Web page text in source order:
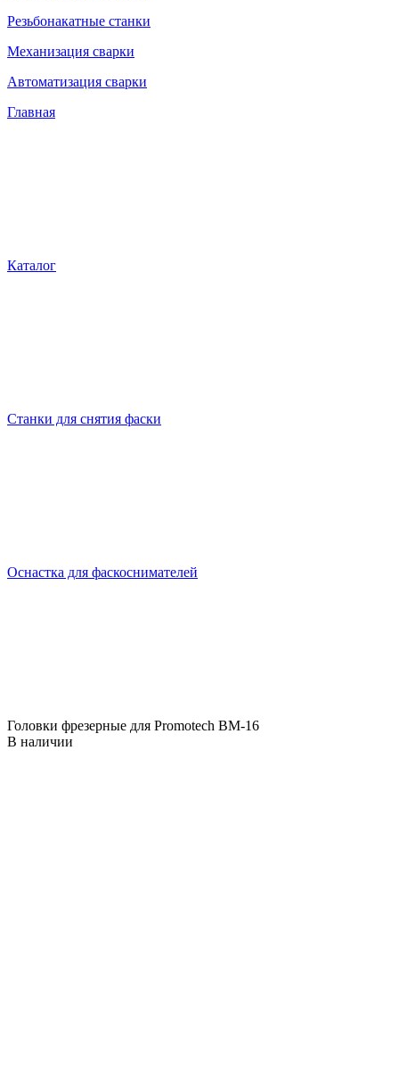
Резьбонакатные станки
Механизация сварки
Автоматизация сварки
Главная
Каталог
Станки для снятия фаски
Оснастка для фаскоснимателей
Головки фрезерные для Promotech BM-16
В наличии